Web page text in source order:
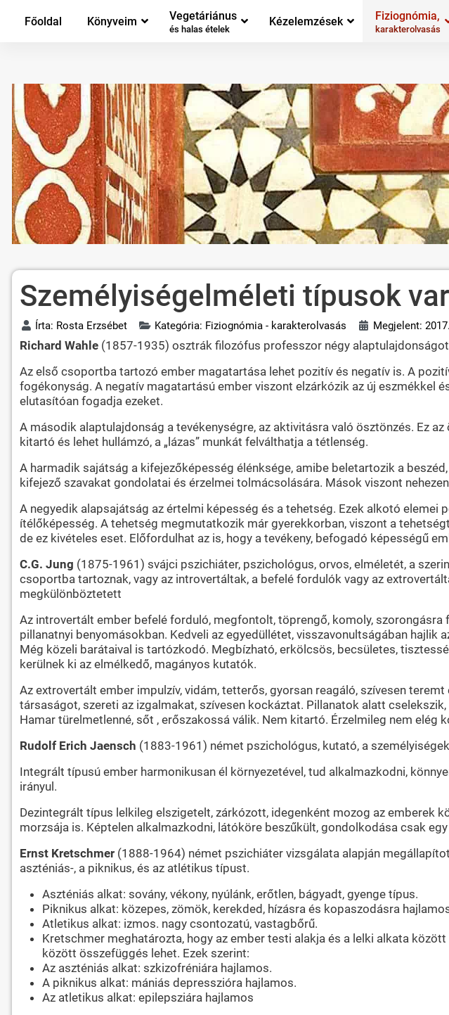
Főoldal Könyveim Vegetáriánus
és halas ételek
Kézelemzések Fiziognómia,
karakterolvasás
Személyiségelméleti típusok
Írta: Rosta Erzsébet Kategória: Fiziognómia - karakterolvasás Megjelent:
Richard Wahle(1857-1935) osztrák filozófus professzor négy
Az első csoportba tartozó ember magatartása lehet pozitív és negatív is. A
fogékonyság. A negatív magatartású ember viszont elzárkózik az új eszmékkel
elutasítóan fogadja ezeket.
A második alaptulajdonság a tevékenységre, az aktivitásra való ösztönzés. Ez
kitartó és lehet hullámzó, a „lázas” munkát felválthatja a tétlenség.
A harmadik sajátság a kifejezőképesség élénksége, amibe beletartozik a
kifejező szavakat gondolatai és érzelmei tolmácsolására. Mások viszont
A negyedik alapsajátság az értelmi képesség és a tehetség. Ezek alkotó elemei
ítélőképesség. A tehetség megmutatkozik már gyerekkorban, viszont a
de ez kivételes eset. Előfordulhat az is, hogy a tevékeny, befogadó képességű
C.G. Jung (1875-1961) svájci pszichiáter, pszichológus, orvos, elméletét, a
csoportba tartoznak, vagy az introvertáltak, a befelé fordulók vagy az
megkülönböztetett
Az introvertált ember befelé forduló, megfontolt, töprengő, komoly,
pillanatnyi benyomásokban. Kedveli az egyedüllétet, visszavonultságában
Még közeli barátaival is tartózkodó. Megbízható, erkölcsös, becsületes,
kerülnek ki az elmélkedő, magányos kutatók.
Az extrovertált ember impulzív, vidám, tetterős, gyorsan reagáló, szívesen
társaságot, szereti az izgalmakat, szívesen kockáztat. Pillanatok alatt
Hamar türelmetlenné, sőt , erőszakossá válik. Nem kitartó. Érzelmileg nem elég
Rudolf Erich Jaensch (1883-1961) német pszichológus, kutató, a
Integrált típusú ember harmonikusan él környezetével, tud alkalmazkodni,
irányul.
Dezintegrált típus lelkileg elszigetelt, zárkózott, idegenként mozog az emberek
morzsája is. Képtelen alkalmazkodni, látóköre beszűkült, gondolkodása csak
Ernst Kretschmer(1888-1964) német pszichiáter vizsgálata alapján
aszténiás-, a piknikus, és az atlétikus típust.
Aszténiás alkat: sovány, vékony, nyúlánk, erőtlen, bágyadt, gyenge típus.
Piknikus alkat: közepes, zömök, kerekded, hízásra és kopaszodásra
Atletikus alkat: izmos. nagy csontozatú, vastagbőrű.
Kretschmer meghatározta, hogy az ember testi alakja és a lelki alkata
között összefüggés lehet. Ezek szerint:
Az aszténiás alkat: szkizofréniára hajlamos.
A piknikus alkat: mániás depresszióra hajlamos.
Az atletikus alkat: epilepsziára hajlamos